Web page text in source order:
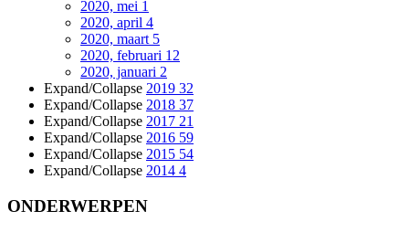
2020, mei 1
2020, april 4
2020, maart 5
2020, februari 12
2020, januari 2
Expand/Collapse 2019 32
Expand/Collapse 2018 37
Expand/Collapse 2017 21
Expand/Collapse 2016 59
Expand/Collapse 2015 54
Expand/Collapse 2014 4
ONDERWERPEN